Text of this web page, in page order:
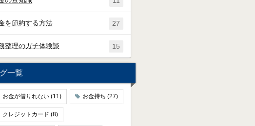
を節約する方法 27
整理のガチ体験談 15
一覧
お金が借りれない(11) お金持ち (27)
クレジットカード (8)